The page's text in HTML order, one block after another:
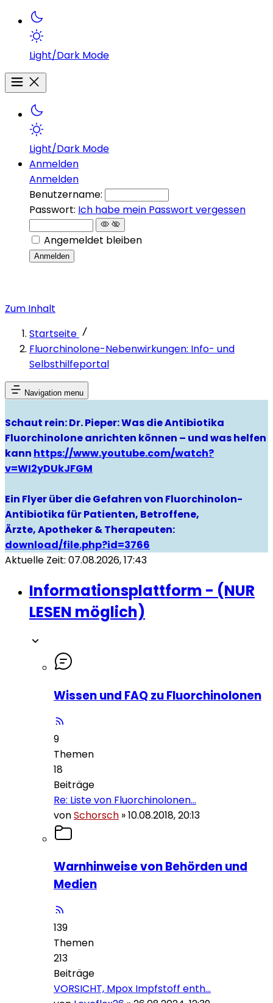
Light/Dark Mode
Light/Dark Mode
Anmelden
Anmelden
Benutzername:
Passwort: Ich habe mein Passwort vergessen
Angemeldet bleiben
Anmelden
Zum Inhalt
Startseite
Fluorchinolone-Nebenwirkungen: Info- und
Selbsthilfeportal
Navigation menu
Schaut rein: Dr. Pieper: Was die Antibiotika
Fluorchinolone anrichten können – und was helfen
kann https://www.youtube.com/watch?
v=WI2yDUkJFGM
Ein Flyer über die Gefahren von Fluorchinolon-
Antibiotika für Patienten, Betroffene,
Ärzte, Apotheker & Therapeuten:
download/file.php?id=3766
Aktuelle Zeit: 07.08.2026, 17:43
Informationsplattform - (NUR
LESEN möglich)
Wissen und FAQ zu Fluorchinolonen
9
Themen
18
Beiträge
Re: Liste von Fluorchinolonen…
vonSchorsch »10.08.2018, 20:13
Warnhinweise von Behörden und
Medien
139
Themen
213
Beiträge
VORSICHT, Mpox Impfstoff enth…